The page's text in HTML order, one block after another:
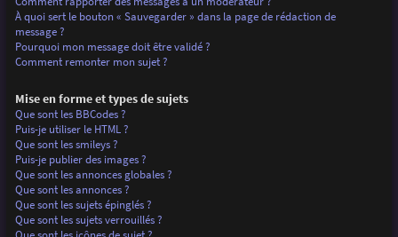
À quoi sert le bouton « Sauvegarder » dans la page de rédaction de
message ?
Pourquoi mon message doit être validé ?
Comment remonter mon sujet ?
Mise en forme et types de sujets
Que sont les BBCodes ?
Puis-je utiliser le HTML ?
Que sont les smileys ?
Puis-je publier des images ?
Que sont les annonces globales ?
Que sont les annonces ?
Que sont les sujets épinglés ?
Que sont les sujets verrouillés ?